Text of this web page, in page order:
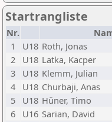
Startrangliste
Nr.
1
U18 Roth, Jonas
2
U18 Latka, Kacper
3
U18 Klemm, Julian
4
U18 Churbaji, Anas
5
U18 Hüner, Timo
6
U16 Sarian, David